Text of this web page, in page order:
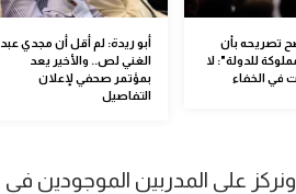
تصريحه بأن
للدولة": لا
في الخفاء
أبو ريدة: لم أقل أن مجدي عبد
الغني لص.. والأخير يعد
بمؤتمر صحفي لإعلان
التفاصيل
على المدربين الموجودين في